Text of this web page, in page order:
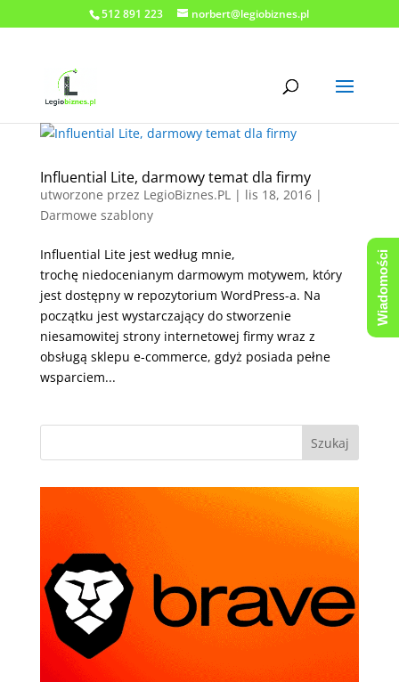
512 891 223 norbert@legiobiznes.pl
Influential Lite, darmowy temat dla firmy
utworzone przez LegioBiznes.PL| lis 18, 2016|
Darmowe szablony
Influential Lite jest według mnie,
trochę niedocenianym darmowym motywem, który
jest dostępny w repozytorium WordPress-a. Na
początku jest wystarczający do stworzenie
niesamowitej strony internetowej firmy wraz z
obsługą sklepu e-commerce, gdyż posiada pełne
wsparciem...
Wiadomości